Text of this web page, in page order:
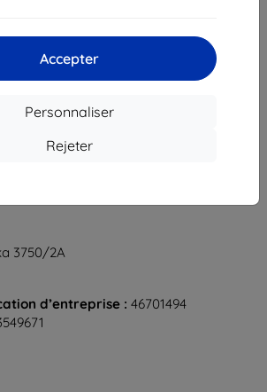
Accepter
Personnaliser
Rejeter
3750/2A
d’entreprise : 46701494